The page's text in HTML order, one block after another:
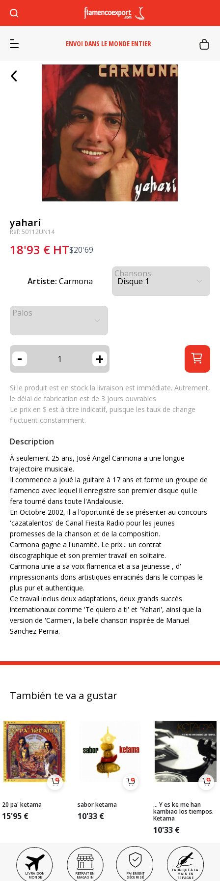
ENVOI DANS LE MONDE ENTIER
yaharí
Ref: 50112UN14
18'93 € HT$20'69
Artiste: Carmona
Chansons
Palos
- +
Si le produit est en stock la livraison est immédiate. Autrement,
le délai de fabrication est de 3 jours ouvrables
Le prix en $ est à titre indicatif, puisque les taux de change
fluctuent constamment.
Description
À seulement 25 ans, José Angel Carmona a une longue
trajectoire musicale.
Il commence a joué la guitare à 17 ans et forme un groupe de
flamenco avec lequel il enregistre son premier disque qui le
fera tourné dans toute l'Andalousie.
En Octobre 2002, il a l'oportunité de se présenter au concours
'cazatalentos' de Canal Fiesta Radio pour les jeunes
promesses de la chanson et de la composition.
Carmona gagne a l'unamité. Le prix... un contrat
discographique et son premier travail en solitaire.
Carmona unie a sa voix flamenca et a sa jeunesse , d'
impressionants dons artistiques enracinés dans le compas le
plus pur et authentique.
Ce travail inclus deux adaptations, deux grands succès
internationaux comme 'Te quiero a ti' et 'Yahari', ainsi que la
version de 'Carmen', la belle chanson inspirée de Manuel
Sanchez Pernia.
También te va a gustar
20 pa' ketama
15'95 €
sabor ketama
10'33 €
... Y es ke me han
kambiao los tiempos.
Ketama
10'33 €
LIVRAISON
MONDE
RETRAIT EN
MAGASIN
PAIEMENT
SÉCURISÉ
FABRIQUÉ À LA
MAIN EN
ESPAGNE